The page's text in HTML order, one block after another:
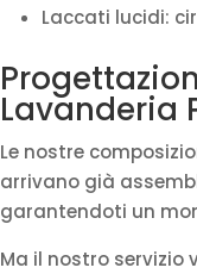
Laccati lucidi:
Lavanderia
Le nostre
arrivano già
garantendoti un
Ma il nostro servizio